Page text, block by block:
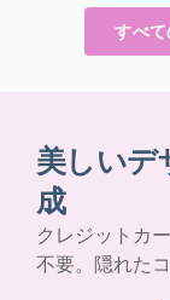
すべ
美しいデ
成
クレジットカ
不要。隠れた